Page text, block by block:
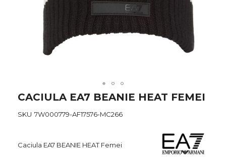
Skip
the
images
CACIULA EA7 BEANIE HEAT FEMEI
SKU 7W000779-AF17576-MC266
Caciula EA7 BEANIE HEAT Femei